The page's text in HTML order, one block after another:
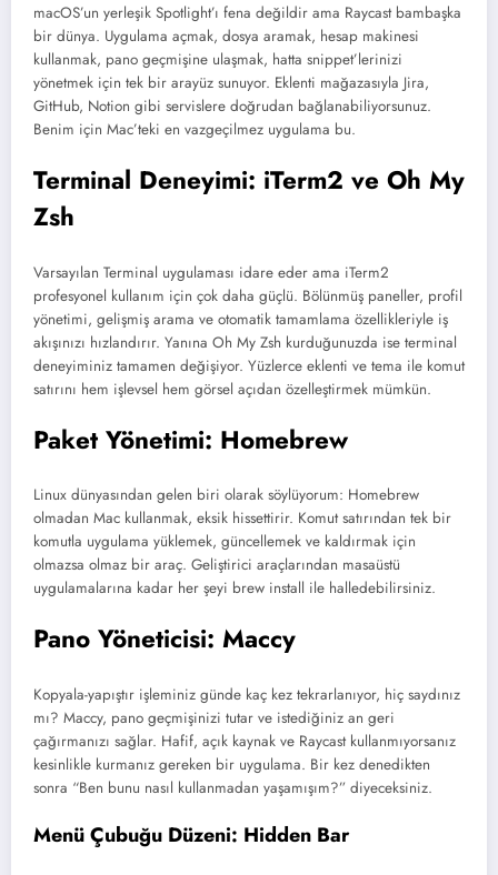
macOS’un yerleşik Spotlight’ı fena değildir ama Raycast bambaşka
bir dünya. Uygulama açmak, dosya aramak, hesap makinesi
kullanmak, pano geçmişine ulaşmak, hatta snippet’lerinizi
yönetmek için tek bir arayüz sunuyor. Eklenti mağazasıyla Jira,
GitHub, Notion gibi servislere doğrudan bağlanabiliyorsunuz.
Benim için Mac’teki en vazgeçilmez uygulama bu.
Terminal Deneyimi: iTerm2 ve Oh My
Zsh
Varsayılan Terminal uygulaması idare eder ama iTerm2
profesyonel kullanım için çok daha güçlü. Bölünmüş paneller, profil
yönetimi, gelişmiş arama ve otomatik tamamlama özellikleriyle iş
akışınızı hızlandırır. Yanına Oh My Zsh kurduğunuzda ise terminal
deneyiminiz tamamen değişiyor. Yüzlerce eklenti ve tema ile komut
satırını hem işlevsel hem görsel açıdan özelleştirmek mümkün.
Paket Yönetimi: Homebrew
Linux dünyasından gelen biri olarak söylüyorum: Homebrew
olmadan Mac kullanmak, eksik hissettirir. Komut satırından tek bir
komutla uygulama yüklemek, güncellemek ve kaldırmak için
olmazsa olmaz bir araç. Geliştirici araçlarından masaüstü
uygulamalarına kadar her şeyi brew install ile halledebilirsiniz.
Pano Yöneticisi: Maccy
Kopyala-yapıştır işleminiz günde kaç kez tekrarlanıyor, hiç saydınız
mı? Maccy, pano geçmişinizi tutar ve istediğiniz an geri
çağırmanızı sağlar. Hafif, açık kaynak ve Raycast kullanmıyorsanız
kesinlikle kurmanız gereken bir uygulama. Bir kez denedikten
sonra “Ben bunu nasıl kullanmadan yaşamışım?” diyeceksiniz.
Menü Çubuğu Düzeni: Hidden Bar